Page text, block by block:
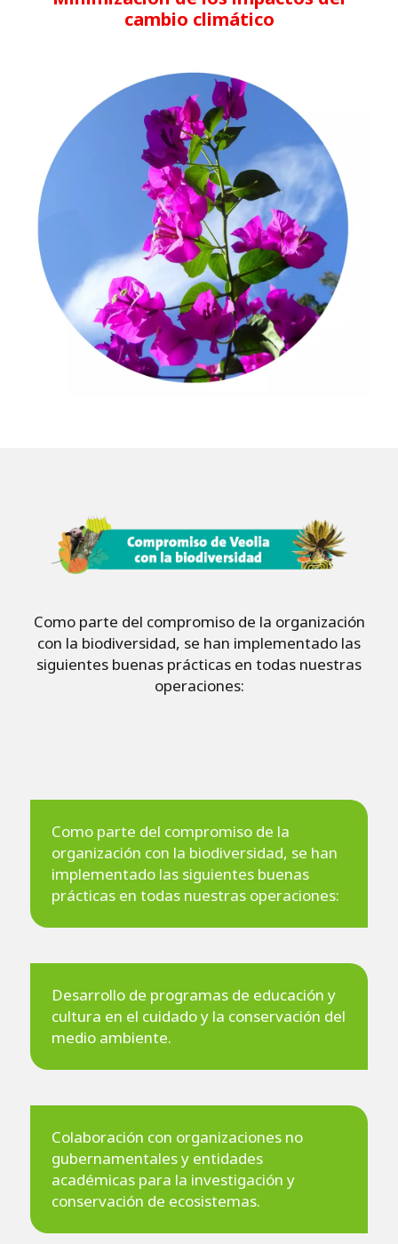
cambio climático
Como parte del compromiso de la organización
con la biodiversidad, se han implementado las
siguientes buenas prácticas en todas nuestras
operaciones:
Como parte del compromiso de la
organización con la biodiversidad, se han
implementado las siguientes buenas
prácticas en todas nuestras operaciones:
Desarrollo de programas de educación y
cultura en el cuidado y la conservación del
medio ambiente.
Colaboración con organizaciones no
gubernamentales y entidades
académicas para la investigación y
conservación de ecosistemas.